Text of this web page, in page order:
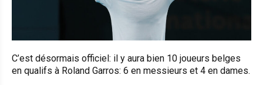
C’est désormais officiel: il y aura bien 10 joueurs belges
en qualifs à Roland Garros: 6 en messieurs et 4 en dames.